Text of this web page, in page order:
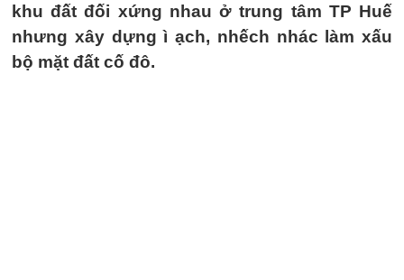
khu đất đối xứng nhau ở trung tâm TP Huế
nhưng xây dựng ì ạch, nhếch nhác làm xấu
bộ mặt đất cố đô.